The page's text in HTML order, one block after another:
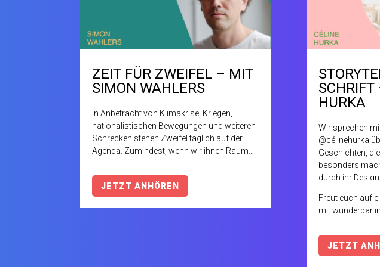
ZEIT FÜR ZWEIFEL – MIT
SIMON WAHLERS
In Anbetracht von Klimakrise, Kriegen,
nationalistischen Bewegungen und weiteren
Schrecken stehen Zweifel täglich auf der
Agenda. Zumindest, wenn wir ihnen Raum
grundsätzlich immer und im Besonderen
am Mittwoch, den 22. Mai ist im
JETZT ANHÖREN
HURKA
Wir sprechen
@célinehurka
Geschichten,
besonders
durch ihr Design
Freut euch auf
mit wunderbar
JETZT